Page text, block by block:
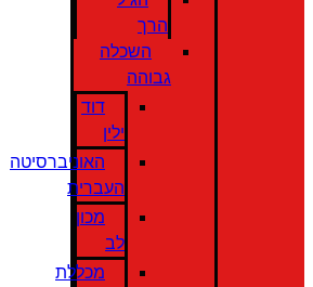
הרך
השכלה
גבוהה
דוד
ילין
האוניברסיטה
העברית
מכון
לב
מכללת